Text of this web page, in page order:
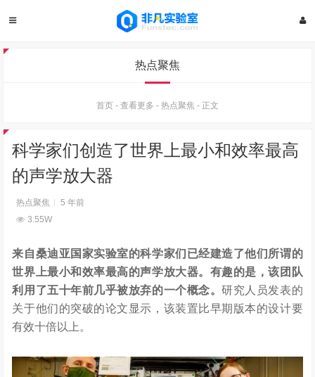
热点聚焦
首页 - 查看更多 - 热点聚焦 - 正文
科学家们创造了世界上最小和效率最高
的声学放大器
热点聚焦
5 年前
3.55W
来自桑迪亚国家实验室的科学家们已经建造了他们所谓的
世界上最小和效率最高的声学放大器。有趣的是，该团队
利用了五十年前几乎被放弃的一个概念。研究人员发表的
关于他们的突破的论文显示，该装置比早期版本的设计要
有效十倍以上。